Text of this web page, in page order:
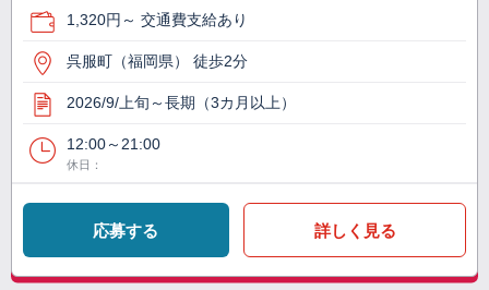
1,320円～ 交通費支給あり
呉服町（福岡県） 徒歩2分
2026/9/上旬～長期（3カ月以上）
12:00～21:00
休日：
応募する 詳しく見る